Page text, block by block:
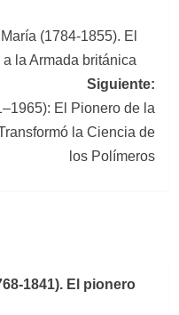
(1784-1855). El
la Armada británica
Siguiente:
El Pionero de la
la Ciencia de
los Polímeros
1841). El pionero